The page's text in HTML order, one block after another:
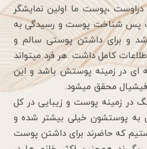
دراوست ،پوست ما اولین نمایشگر
پس شناخت پوست و رسیدگی به
و برای داشتن پوستی سالم و
کامل داشت .هر فرد ميتواند
ای در زمینه پوستش باشد و این
فیشیال محقق ميشود.
در زمینه پوست و زیبایی در کل
به پوستشون خیلی بیشتر شده و
که حاضرند برای داشتن پوست